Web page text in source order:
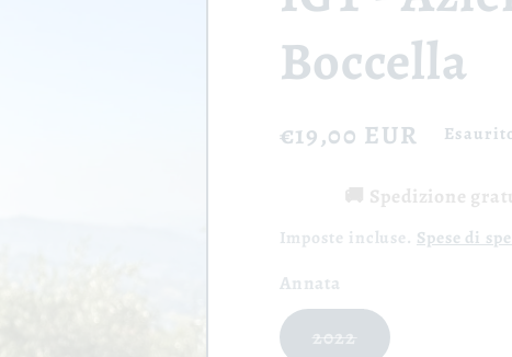
Boccella
Prezzo
listino
€19,00 EUR
🚚 Spedizione
Imposte incluse. Spese di
Annata
2022 Variante